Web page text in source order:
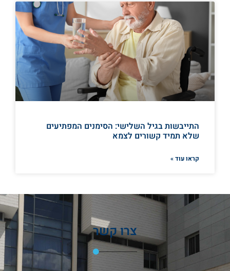
התייבשות בגיל השלישי: הסימנים המפתיעים
שלא תמיד קשורים לצמא
קראו עוד »
צרו קשר